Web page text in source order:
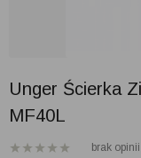
Unger Ścierka
MF40L
brak opinii